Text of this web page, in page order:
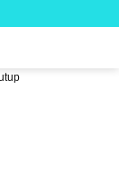
Desa Awang